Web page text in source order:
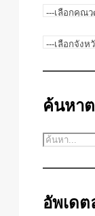
ค้นหา
อัพเด